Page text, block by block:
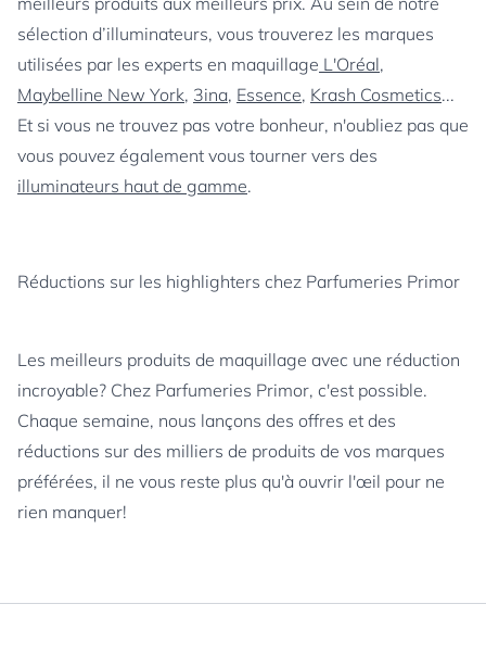
sélection d’illuminateurs, vous trouverez les marques
utilisées par les experts en maquillage L'Oréal,
Maybelline New York, 3ina, Essence, Krash Cosmetics...
Et si vous ne trouvez pas votre bonheur, n'oubliez pas que
vous pouvez également vous tourner vers des
illuminateurs haut de gamme.
Réductions sur les highlighters chez Parfumeries Primor
Les meilleurs produits de maquillage avec une réduction
incroyable? Chez Parfumeries Primor, c'est possible.
Chaque semaine, nous lançons des offres et des
réductions sur des milliers de produits de vos marques
préférées, il ne vous reste plus qu'à ouvrir l'œil pour ne
rien manquer!